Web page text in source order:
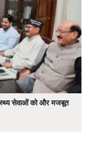
सेवाओं को और मजबूत